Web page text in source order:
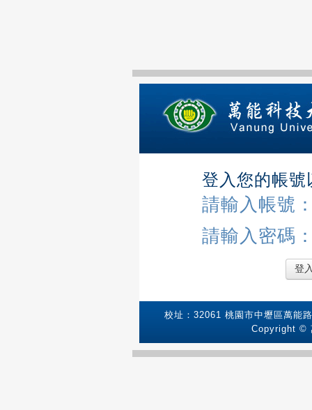
登入您的帳號
請輸入帳號
請輸入密碼
登
校址：32061 桃園市中壢區萬能
Copyright ©